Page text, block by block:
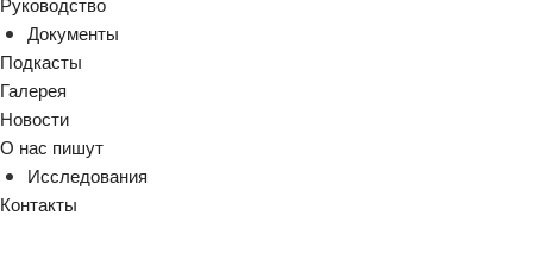
Документы
Подкасты
Галерея
Новости
О нас пишут
Исследования
Контакты